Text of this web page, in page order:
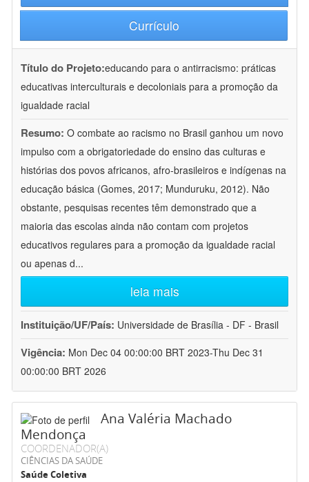
Currículo
Título do Projeto:educando para o antirracismo: práticas
educativas interculturais e decoloniais para a promoção da
igualdade racial
Resumo: O combate ao racismo no Brasil ganhou um novo
impulso com a obrigatoriedade do ensino das culturas e
histórias dos povos africanos, afro-brasileiros e indígenas na
educação básica (Gomes, 2017; Munduruku, 2012). Não
obstante, pesquisas recentes têm demonstrado que a
maioria das escolas ainda não contam com projetos
educativos regulares para a promoção da igualdade racial
ou apenas d...
leia mais
Instituição/UF/País: Universidade de Brasília - DF - Brasil
Vigência: Mon Dec 04 00:00:00 BRT 2023-Thu Dec 31
00:00:00 BRT 2026
Ana Valéria Machado
Mendonça
COORDENADOR(A)
CIÊNCIAS DA SAÚDE
Saúde Coletiva